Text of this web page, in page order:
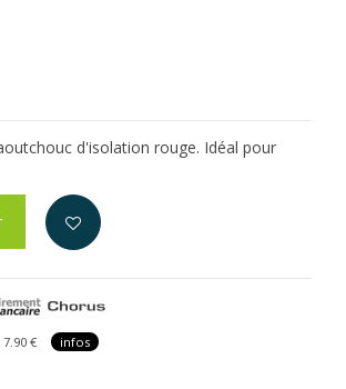
d'isolation rouge. Idéal pour
€ infos